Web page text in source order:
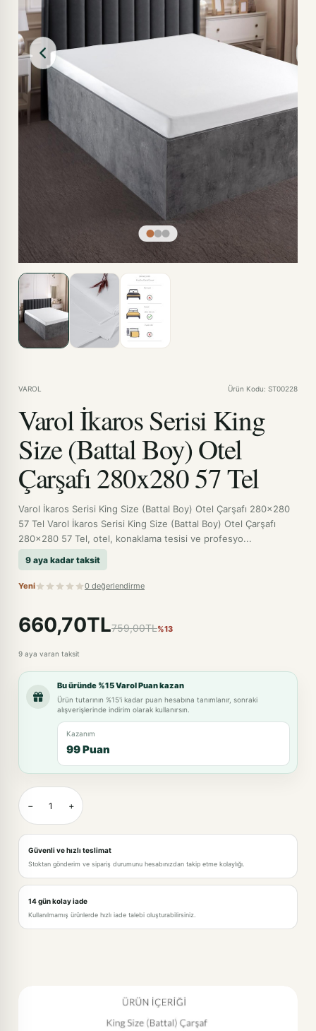
VAROL Ürün Kodu: ST00228
Varol İkaros Serisi King
Size (Battal Boy) Otel
Çarşafı 280x280 57 Tel
Varol İkaros Serisi King Size (Battal Boy) Otel Çarşafı 280x280
57 Tel Varol İkaros Serisi King Size (Battal Boy) Otel Çarşafı
280x280 57 Tel, otel, konaklama tesisi ve profesyo...
9 aya kadar taksit
Yeni 0 değerlendirme
660,70TL759,00TL%13
9 aya varan taksit
Bu üründe %15 Varol Puan kazan
Ürün tutarının %15'i kadar puan hesabına tanımlanır, sonraki
alışverişlerinde indirim olarak kullanırsın.
Kazanım
99 Puan
− +
Güvenli ve hızlı teslimat
Stoktan gönderim ve sipariş durumunu hesabınızdan takip etme kolaylığı.
14 gün kolay iade
Kullanılmamış ürünlerde hızlı iade talebi oluşturabilirsiniz.